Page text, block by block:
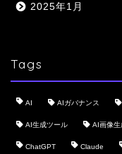
2025年1月
Tags
AI AIガバナンス
AI生成ツール AI画像生
ChatGPT Claude